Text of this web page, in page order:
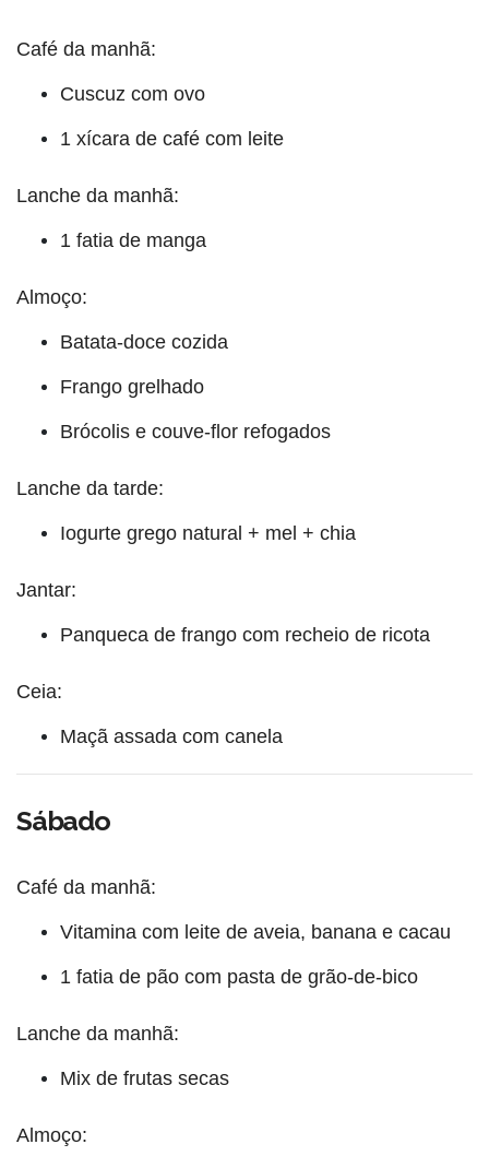
Café da manhã:
Cuscuz com ovo
1 xícara de café com leite
Lanche da manhã:
1 fatia de manga
Almoço:
Batata-doce cozida
Frango grelhado
Brócolis e couve-flor refogados
Lanche da tarde:
Iogurte grego natural + mel + chia
Jantar:
Panqueca de frango com recheio de ricota
Ceia:
Maçã assada com canela
Sábado
Café da manhã:
Vitamina com leite de aveia, banana e cacau
1 fatia de pão com pasta de grão-de-bico
Lanche da manhã:
Mix de frutas secas
Almoço: